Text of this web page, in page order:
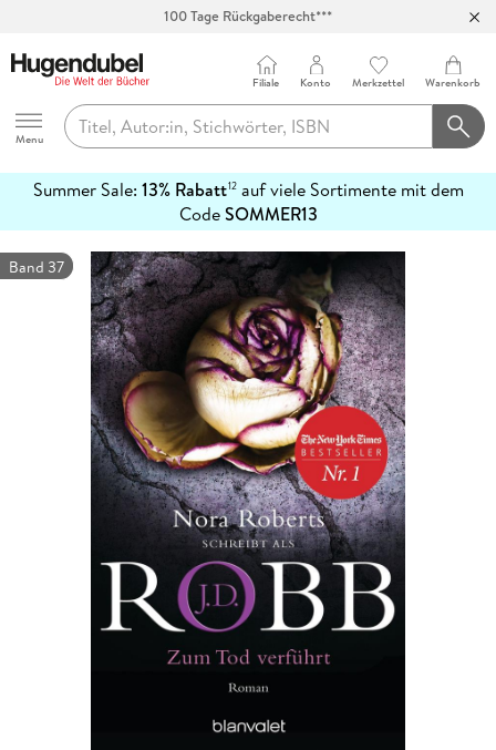
Abholung in über 100 Filialen
Hugendubel
Menu
Filiale Konto Merkzettel Warenkorb
Summer Sale: 13% Rabatt12auf viele Sortimente mit dem
CodeSOMMER13
erfahren
Band 37